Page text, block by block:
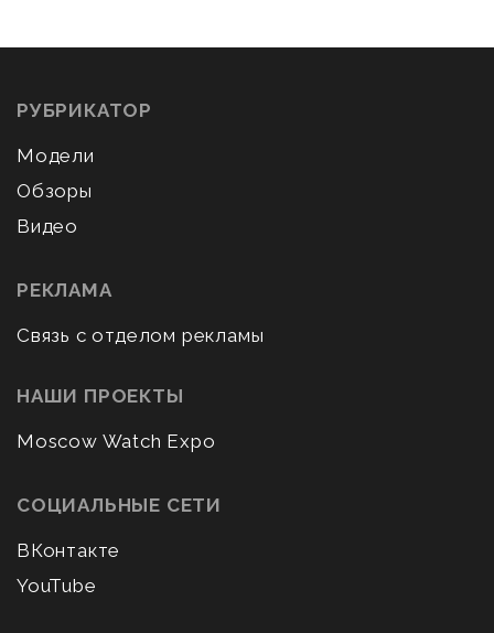
РУБРИКАТОР
Модели
Обзоры
Видео
РЕКЛАМА
Связь с отделом рекламы
НАШИ ПРОЕКТЫ
Moscow Watch Expo
СОЦИАЛЬНЫЕ СЕТИ
ВКонтакте
YouTube